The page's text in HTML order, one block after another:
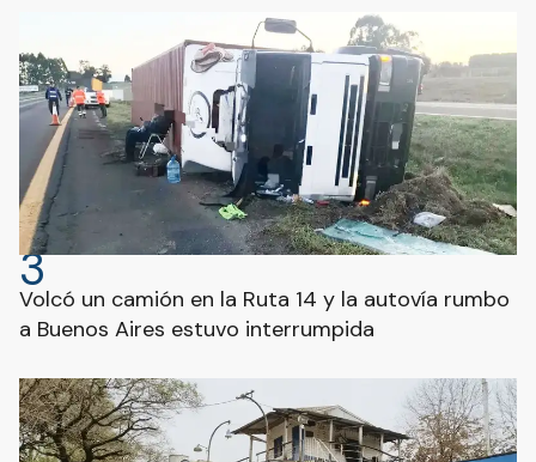
3
Volcó un camión en la Ruta 14 y la autovía rumbo
a Buenos Aires estuvo interrumpida